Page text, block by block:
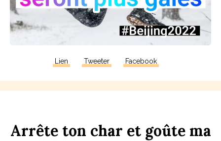
Lien Tweeter Facebook
Arrête ton char et goûte ma